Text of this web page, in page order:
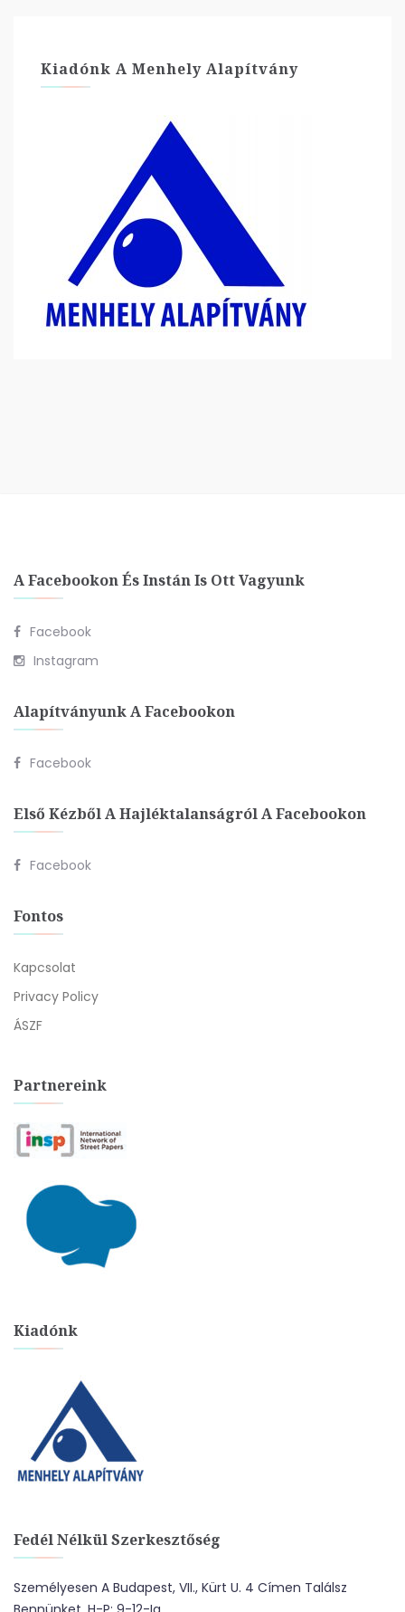
Kiadónk A Menhely Alapítvány
A Facebookon És Instán Is Ott Vagyunk
Facebook
Instagram
Alapítványunk A Facebookon
Facebook
Első Kézből A Hajléktalanságról A Facebookon
Facebook
Fontos
Kapcsolat
Privacy Policy
ÁSZF
Partnereink
Kiadónk
Fedél Nélkül Szerkesztőség
Személyesen A Budapest, VII., Kürt U. 4 Címen Találsz